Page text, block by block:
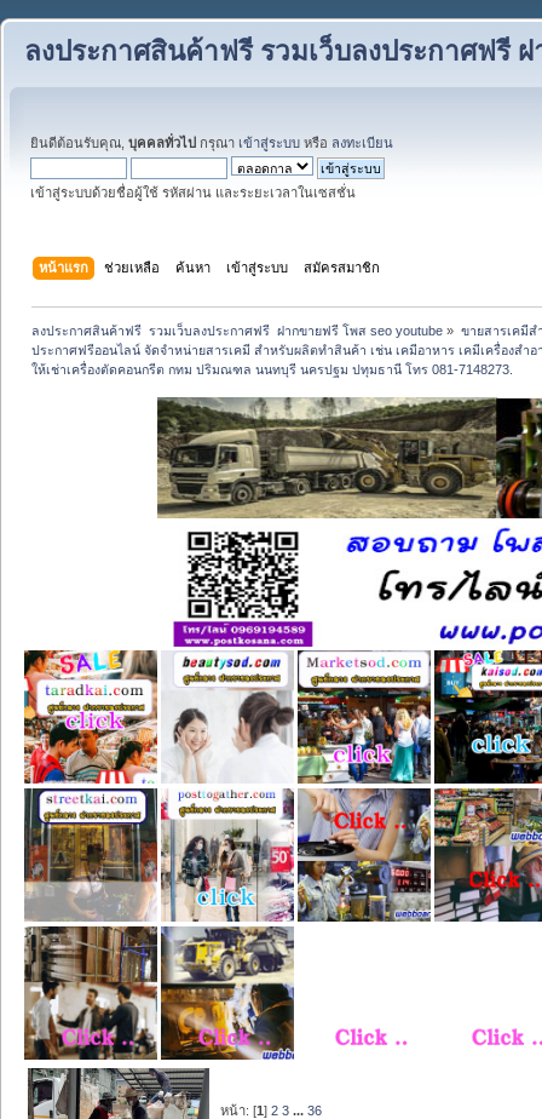
ลงประกาศสินค้าฟรี รวมเว็บลงประกาศฟรี
ยินดีต้อนรับคุณ, บุคคลทั่วไป กรุณา เข้าสู่ระบบ หรือ ลงทะเบียน
เข้าสู่ระบบด้วยชื่อผู้ใช้ รหัสผ่าน และระยะเวลาในเซสชั่น
หน้าแรก ช่วยเหลือ ค้นหา เข้าสู่ระบบ สมัครสมาชิก
ลงประกาศสินค้าฟรี  รวมเว็บลงประกาศฟรี  ฝากขายฟรี โพส seo youtube » ขายสารเคมีส
ประกาศฟรีออนไลน์ จัดจำหน่ายสารเคมี สำหรับผลิตทำสินค้า เช่น เคมีอาหาร เคมีเครื่องส
ให้เช่าเครื่องตัดคอนกรีต กทม ปริมณฑล นนทบุรี นครปฐม ปทุมธานี โทร 081-7148273.
หน้า: [1]2 3 ...36